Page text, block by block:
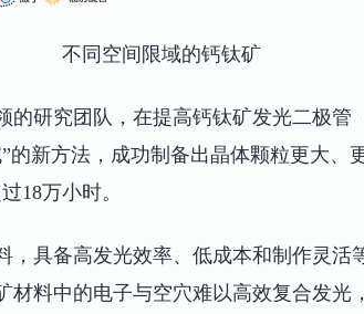
不同空间限域的钙钛矿
的研究团队，在提高钙钛矿发光二极管
的新方法，成功制备出晶体颗粒更大、
18万小时。
，具备高发光效率、低成本和制作灵活
料中的电子与空穴难以高效复合发光